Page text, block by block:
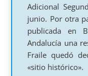
Adicional
junio. Por otra
publicada en
Andalucía una
Fraile quedó
«sitio histórico».